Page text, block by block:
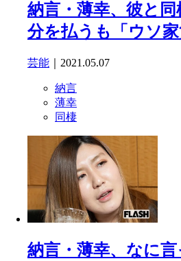
納言・薄幸、彼と
分を払うも「ウソ
芸能 ｜2021.05.07
納言
薄幸
同棲
納言・薄幸、なに